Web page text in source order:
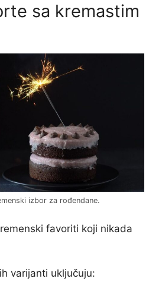
sa kremastim
izbor za rođendane.
favoriti koji nikada
varijanti uključuju: